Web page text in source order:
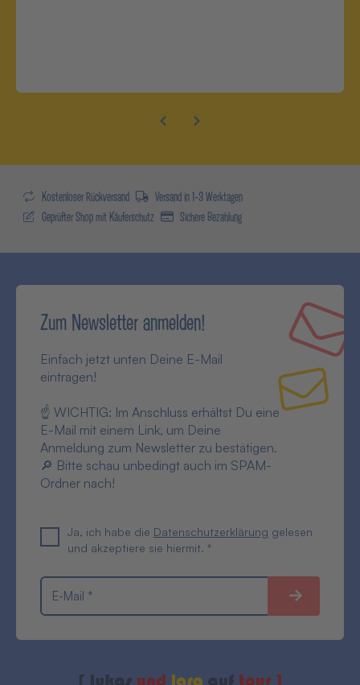
Kostenloser Rückversand
Geprüfter Shop mit Käuferschutz
Sichere Bezahlung
Versand in 1-3 Werktagen
Zum Newsletter anmelden!
Einfach jetzt unten Deine E-Mail
eintragen!
☝ WICHTIG: Im Anschluss erhältst Du eine
E-Mail mit einem Link, um Deine
Anmeldung zum Newsletter zu bestätigen.
🔎 Bitte schau unbedingt auch im SPAM-
Ordner nach!
E-Mail *
Ja, ich habe die Datenschutzerklärung gelesen
und akzeptiere sie hiermit. *